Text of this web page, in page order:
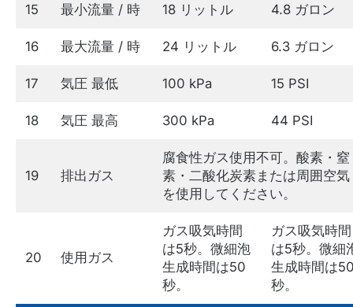
15 最小流量 / 時 18 リットル 4.8 ガロン
16 最大流量 / 時 24 リットル 6.3 ガロン
17 気圧 最低 100 kPa 15 PSI
18 気圧 最高 300 kPa 44 PSI
19 排出ガス
腐食性ガス使用不可。酸素・窒
素・二酸化炭素または周囲空気
を使用してください。
20 使用ガス
ガス吸気時間
は5秒。微細泡
生成時間は50
秒。
ガス吸気時間
は5秒。微細
生成時間は
秒。